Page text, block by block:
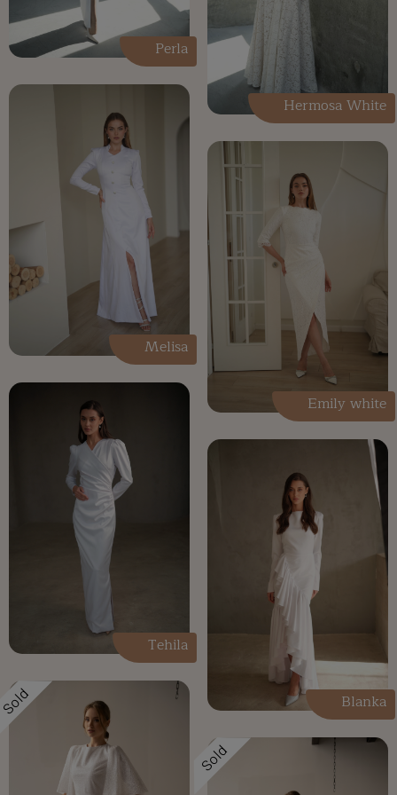
Hermosa White
Perla
Emily white
Melisa
Blanka
Tehila
Sold
Sold